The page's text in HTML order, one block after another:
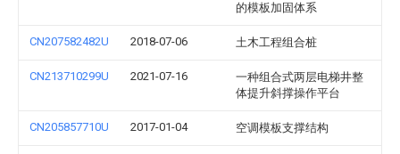
的模板加固体系
CN207582482U 2018-07-06 土木工程组合桩
CN213710299U 2021-07-16
一种组合式两层电梯井整
体提升斜撑操作平台
CN205857710U 2017-01-04 空调模板支撑结构